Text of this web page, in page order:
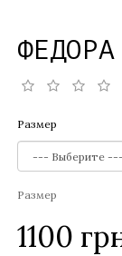
Размер
Размер
1100